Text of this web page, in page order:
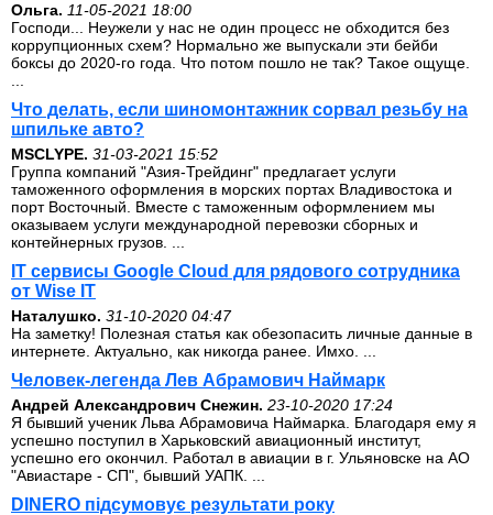
Ольга. 11-05-2021 18:00
Господи... Неужели у нас не один процесс не обходится без
коррупционных схем? Нормально же выпускали эти бейби
боксы до 2020-го года. Что потом пошло не так? Такое ощуще.
Что делать, если шиномонтажник сорвал резьбу на
шпильке авто?
MSCLYPE. 31-03-2021 15:52
Группа компаний "Азия-Трейдинг" предлагает услуги
таможенного оформления в морских портах Владивостока и
порт Восточный. Вместе с таможенным оформлением мы
оказываем услуги международной перевозки сборных и
контейнерных грузов. ...
IT сервисы Google Cloud для рядового сотрудника
от Wise IT
Наталушко. 31-10-2020 04:47
На заметку! Полезная статья как обезопасить личные данные в
интернете. Актуально, как никогда ранее. Имхо. ...
Человек-легенда Лев Абрамович Наймарк
Андрей Александрович Снежин. 23-10-2020 17:24
Я бывший ученик Льва Абрамовича Наймарка. Благодаря ему я
успешно поступил в Харьковский авиационный институт,
успешно его окончил. Работал в авиации в г. Ульяновске на АО
"Авиастаре - СП", бывший УАПК. ...
DINERO підсумовує результати року